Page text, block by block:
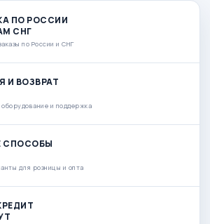
ПО РОССИИ
СНГ
по России и СНГ
И ВОЗВРАТ
и поддержка
СПОСОБЫ
для розницы и опта